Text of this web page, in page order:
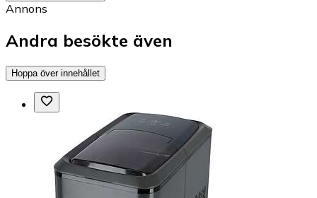
Annons
Andra besökte även
Hoppa över innehållet